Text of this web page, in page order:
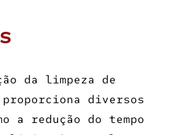
da limpeza de
proporciona diversos
a redução do tempo